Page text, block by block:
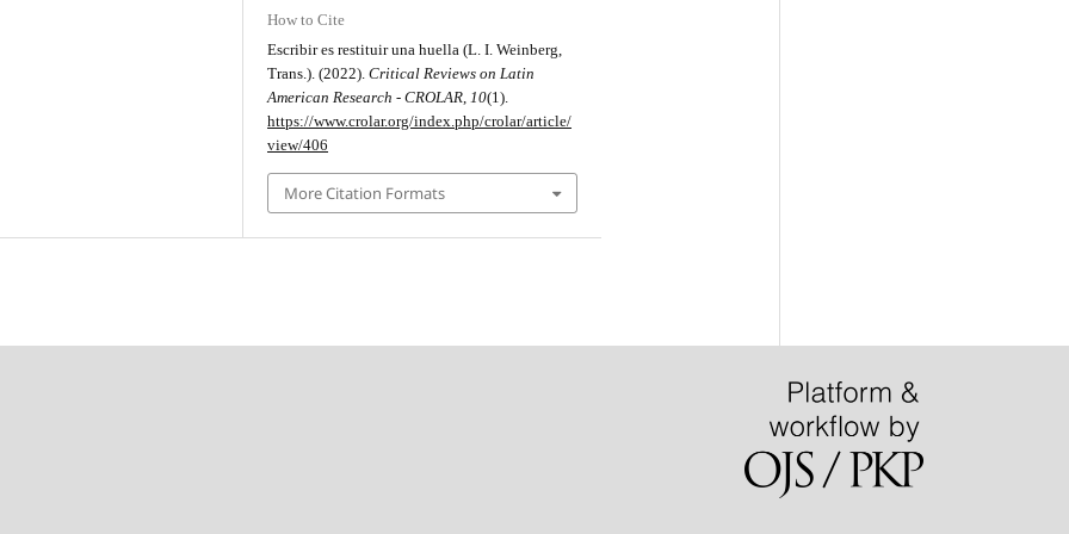
How to Cite
Escribir es restituir una huella (L. I. Weinberg,
Trans.). (2022).Critical Reviews on Latin
American Research - CROLAR 10(1).
https://www.crolar.org/index.php/crolar/article/
view/406
More Citation Formats